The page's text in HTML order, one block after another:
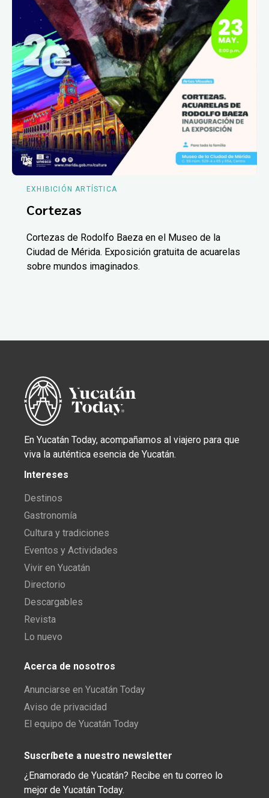
EXHIBICIÓN ARTÍSTICA
Cortezas
Cortezas de Rodolfo Baeza en el Museo de la
Ciudad de Mérida. Exposición gratuita de acuarelas
sobre mundos imaginados.
En Yucatán Today, acompañamos al viajero para que
viva la auténtica esencia de Yucatán.
Intereses
Destinos
Gastronomía
Cultura y tradiciones
Eventos y Actividades
Vivir en Yucatán
Directorio
Descargables
Revista
Lo nuevo
Acerca de nosotros
Anunciarse en Yucatán Today
Aviso de privacidad
El equipo de Yucatán Today
Suscríbete a nuestro newsletter
¿Enamorado de Yucatán? Recibe en tu correo lo
mejor de Yucatán Today.